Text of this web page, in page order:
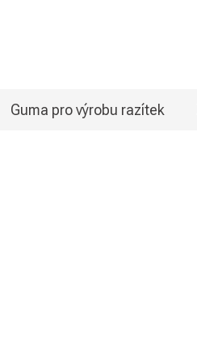
Guma pro výrobu razítek